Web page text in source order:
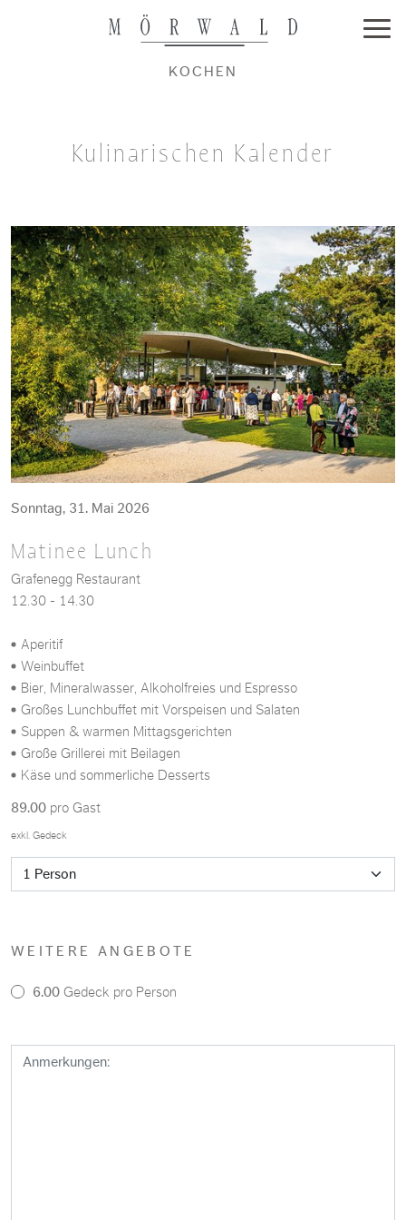
KOCHEN
Kulinarischen Kalender
Sonntag, 31. Mai 2026
Matinee Lunch
Grafenegg Restaurant
12.30 - 14.30
Aperitif
Weinbuffet
Bier, Mineralwasser, Alkoholfreies und Espresso
Großes Lunchbuffet mit Vorspeisen und Salaten
Suppen & warmen Mittagsgerichten
Große Grillerei mit Beilagen
Käse und sommerliche Desserts
89.00 pro Gast
exkl. Gedeck
WEITERE ANGEBOTE
6.00 Gedeck pro Person